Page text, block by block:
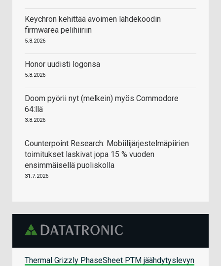
Keychron kehittää avoimen lähdekoodin
firmwarea pelihiiriin
5.8.2026
Honor uudisti logonsa
5.8.2026
Doom pyörii nyt (melkein) myös Commodore
64:llä
3.8.2026
Counterpoint Research: Mobiilijärjestelmäpiirien
toimitukset laskivat jopa 15 % vuoden
ensimmäisellä puoliskolla
31.7.2026
Thermal Grizzly PhaseSheet PTM jäähdytyslevyn